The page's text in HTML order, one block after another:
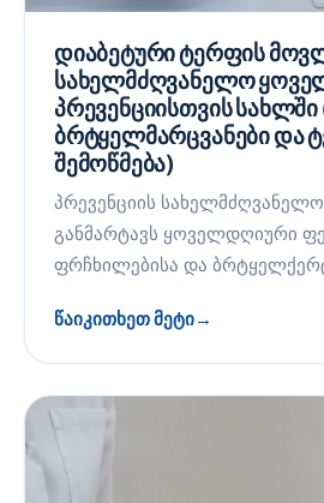
დიაბეტური ტერფის
სახელმძღვანელო
პრევენციისთვის
ბრტყელმარცვანები და
შემოწმება)
პრევენციის
განმარტავს ყოველდღიური
ფრჩხილებისა და
წაიკითხეთ მეტი